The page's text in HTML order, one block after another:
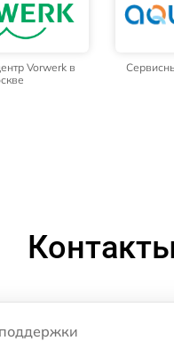
Vorwerk в
Контакты